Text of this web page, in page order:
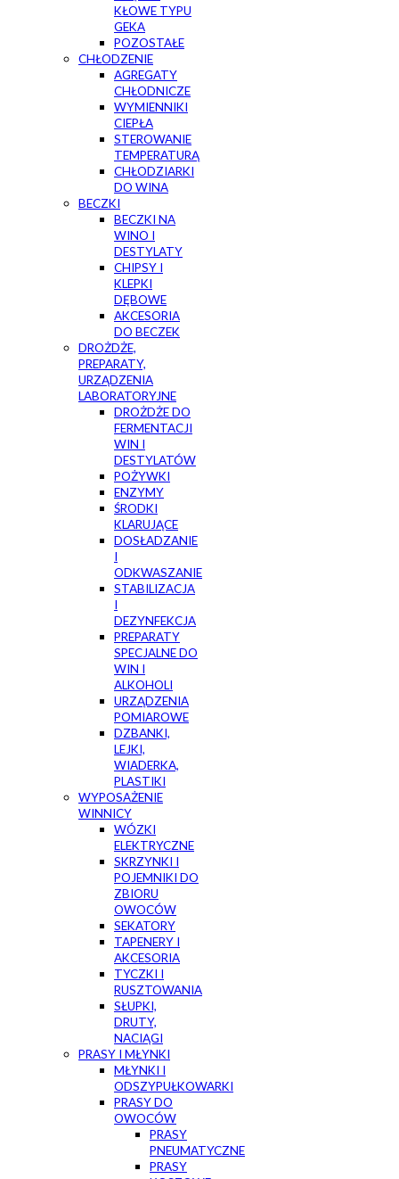
KŁOWE TYPU
GEKA
POZOSTAŁE
CHŁODZENIE
AGREGATY
CHŁODNICZE
WYMIENNIKI
CIEPŁA
STEROWANIE
TEMPERATURĄ
CHŁODZIARKI
DO WINA
BECZKI
BECZKI NA
WINO I
DESTYLATY
CHIPSY I
KLEPKI
DĘBOWE
AKCESORIA
DO BECZEK
DROŻDŻE,
PREPARATY,
URZĄDZENIA
LABORATORYJNE
DROŻDŻE DO
FERMENTACJI
WIN I
DESTYLATÓW
POŻYWKI
ENZYMY
ŚRODKI
KLARUJĄCE
DOSŁADZANIE
I
ODKWASZANIE
STABILIZACJA
I
DEZYNFEKCJA
PREPARATY
SPECJALNE DO
WIN I
ALKOHOLI
URZĄDZENIA
POMIAROWE
DZBANKI,
LEJKI,
WIADERKA,
PLASTIKI
WYPOSAŻENIE
WINNICY
WÓZKI
ELEKTRYCZNE
SKRZYNKI I
POJEMNIKI DO
ZBIORU
OWOCÓW
SEKATORY
TAPENERY I
AKCESORIA
TYCZKI I
RUSZTOWANIA
SŁUPKI,
DRUTY,
NACIĄGI
PRASY I MŁYNKI
MŁYNKI I
ODSZYPUŁKOWARKI
PRASY DO
OWOCÓW
PRASY
PNEUMATYCZNE
PRASY